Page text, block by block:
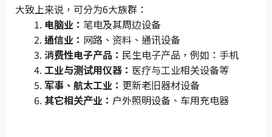
大致上来说，可分为6大族群：
电脑业： 笔电及其周边设备
通信业： 网路、资料、通讯设备
消费性电子产品： 民生电子产品，例如：手机
工业与测试用仪器： 医疗与工业相关设备等
军事、航太工业： 更新老旧器材设备
其它相关产业： 户外照明设备、车用充电器